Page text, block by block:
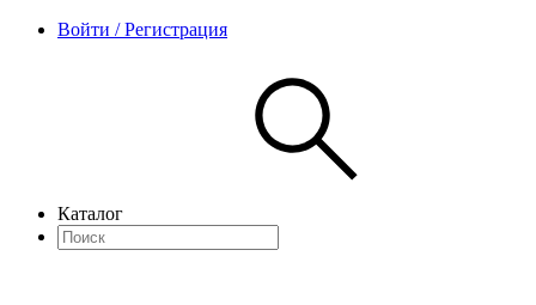
Войти / Регистрация
Каталог